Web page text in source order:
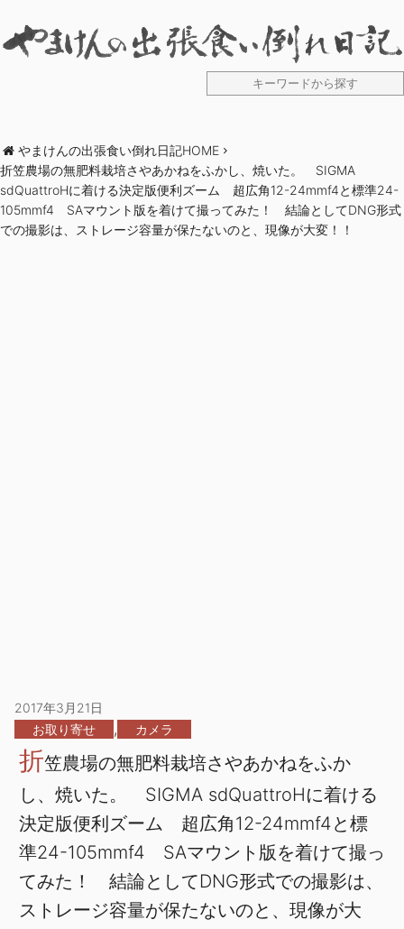
やまけんの出張食い倒れ日記HOME
折笠農場の無肥料栽培さやあかねをふかし、焼いた。 SIGMA
sdQuattroHに着ける決定版便利ズーム 超広角12-24mmf4と標準24-
105mmf4 SAマウント版を着けて撮ってみた！ 結論としてDNG形式
での撮影は、ストレージ容量が保たないのと、現像が大変！！
2017年3月21日
お取り寄せ
, カメラ
折笠農場の無肥料栽培さやあかねをふか
し、焼いた。 SIGMA sdQuattroHに着ける
決定版便利ズーム 超広角12-24mmf4と標
準24-105mmf4 SAマウント版を着けて撮っ
てみた！ 結論としてDNG形式での撮影は、
ストレージ容量が保たないのと、現像が大